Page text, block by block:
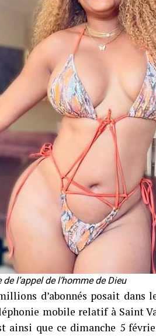
l’appel de l’homme de Dieu
d’abonnés posait dans
mobile relatif à Saint
ainsi que ce dimanche 5